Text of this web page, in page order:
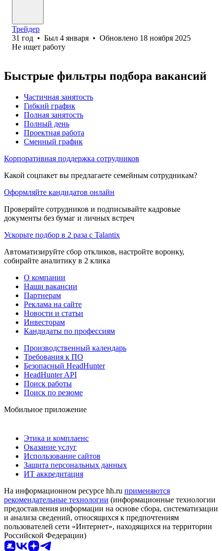
Трейдер
31 год • Был 4 января • Обновлено 18 ноября 2025
Не ищет работу
Быстрые фильтры подбора вакансий
Частичная занятость
Гибкий график
Полная занятость
Полный день
Проектная работа
Сменный график
Корпоративная поддержка сотрудников
Какой соцпакет вы предлагаете семейным сотрудникам?
Оформляйте кандидатов онлайн
Проверяйте сотрудников и подписывайте кадровые
документы без бумаг и личных встреч
Ускорьте подбор в 2 раза с Talantix
Автоматизируйте сбор откликов, настройте воронку,
собирайте аналитику в 2 клика
О компании
Наши вакансии
Партнерам
Реклама на сайте
Новости и статьи
Инвесторам
Кандидаты по профессиям
Производственный календарь
Требования к ПО
Безопасный HeadHunter
HeadHunter API
Поиск работы
Поиск по резюме
Мобильное приложение
Этика и комплаенс
Оказание услуг
Использование сайтов
Защита персональных данных
ИТ аккредитация
На информационном ресурсе hh.ru применяются
рекомендательные технологии (информационные технологии
предоставления информации на основе сбора, систематизации
и анализа сведений, относящихся к предпочтениям
пользователей сети «Интернет», находящихся на территории
Российской Федерации)